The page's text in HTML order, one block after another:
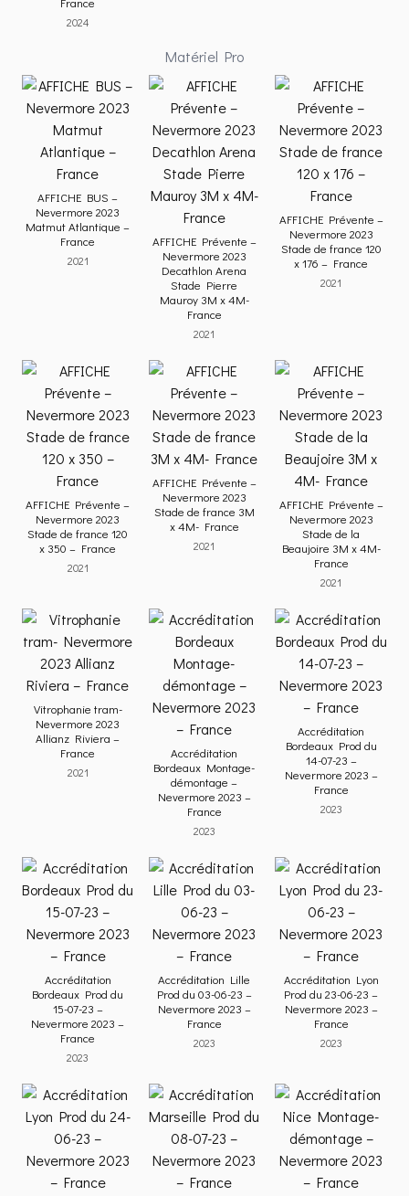
2024
Matériel Pro
AFFICHE BUS –
Nevermore 2023
Matmut Atlantique –
France
2021
AFFICHE Prévente –
Nevermore 2023
Decathlon Arena
Stade Pierre
Mauroy 3M x 4M-
France
2021
AFFICHE Prévente –
Nevermore 2023
Stade de france 120
x 176 – France
2021
AFFICHE Prévente –
Nevermore 2023
Stade de france 120
x 350 – France
2021
AFFICHE Prévente –
Nevermore 2023
Stade de france 3M
x 4M- France
2021
AFFICHE Prévente –
Nevermore 2023
Stade de la
Beaujoire 3M x 4M-
France
2021
Vitrophanie tram-
Nevermore 2023
Allianz Riviera –
France
2021
Accréditation
Bordeaux Montage-
démontage –
Nevermore 2023 –
France
2023
Accréditation
Bordeaux Prod du
14-07-23 –
Nevermore 2023 –
France
2023
Accréditation
Bordeaux Prod du
15-07-23 –
Nevermore 2023 –
France
2023
Accréditation Lille
Prod du 03-06-23 –
Nevermore 2023 –
France
2023
Accréditation Lyon
Prod du 23-06-23 –
Nevermore 2023 –
France
2023